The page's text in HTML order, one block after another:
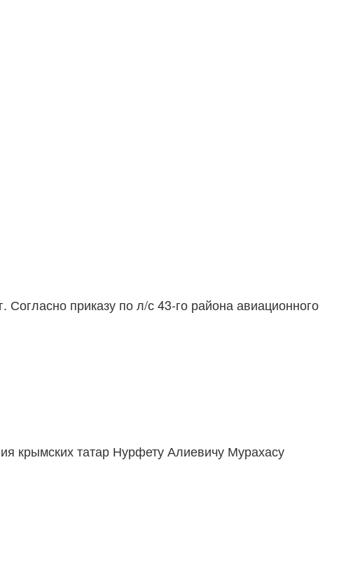
приказу по л/с 43-го района авиационного
крымских татар Нурфету Алиевичу Мурахасу